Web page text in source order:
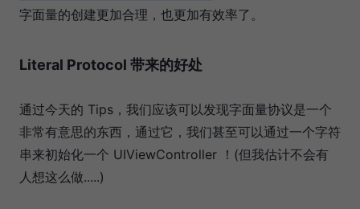
字面量的创建更加合理，也更加有效率了。
Literal Protocol 带来的好处
通过今天的 Tips，我们应该可以发现字面量协议是一个
非常有意思的东西，通过它，我们甚至可以通过一个字符
串来初始化一个 UIViewController ！(但我估计不会有
人想这么做.....)